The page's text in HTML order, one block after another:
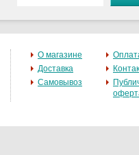
О магазине
Доставка
Самовывоз